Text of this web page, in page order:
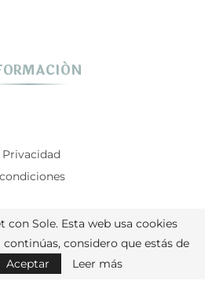
CONMIGO
con Sole. Esta web usa cookies
considero que estás de
Aceptar Leer más